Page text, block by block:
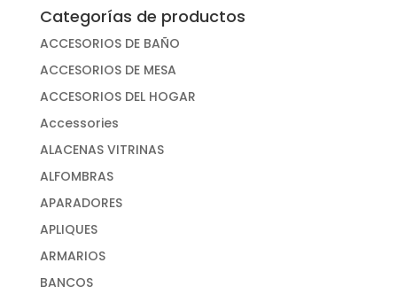
Categorías de productos
ACCESORIOS DE BAÑO
ACCESORIOS DE MESA
ACCESORIOS DEL HOGAR
Accessories
ALACENAS VITRINAS
ALFOMBRAS
APARADORES
APLIQUES
ARMARIOS
BANCOS